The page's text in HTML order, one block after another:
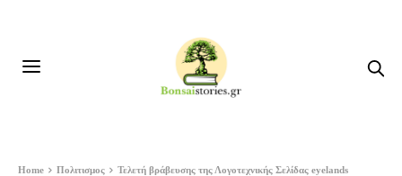
Home Πολιτισμος Τελετή βράβευσης της Λογοτεχνικής Σελίδας eyelands